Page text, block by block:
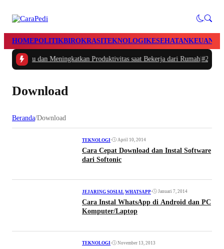
HOMEPOLITIKBIROKRASITEKNOLOGIKESEHATAN
Waktu dan Meningkatkan Produktivitas saat Bekerja dari Rumah|#2 -
Download
Beranda/Download
TEKNOLOGI • April 10, 2014
Cara Cepat Download dan Instal Software
dari Softonic
JEJARING SOSIAL WHATSAPP• Januari 7, 2014
Cara Instal WhatsApp di Android dan PC
Komputer/Laptop
TEKNOLOGI • November 13, 2013